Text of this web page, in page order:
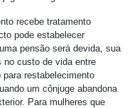
recebe tratamento
pode estabelecer
pensão será devida, sua
no custo de vida entre
restabelecimento
um cônjuge abandona
Para mulheres que